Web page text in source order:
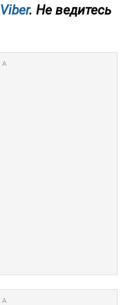
Viber. Не ведитесь